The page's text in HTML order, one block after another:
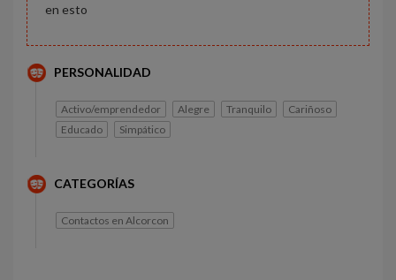
en esto
PERSONALIDAD
Activo/emprendedor Alegre Tranquilo
Cariñoso
Educado
Simpático
CATEGORÍAS
Contactos en Alcorcon